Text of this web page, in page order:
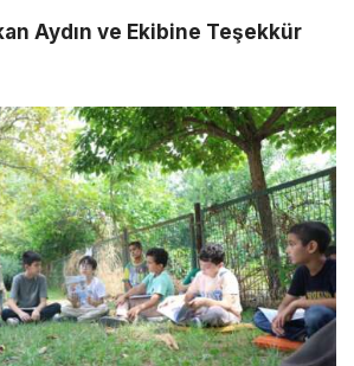
Aydın ve Ekibine Teşekkür